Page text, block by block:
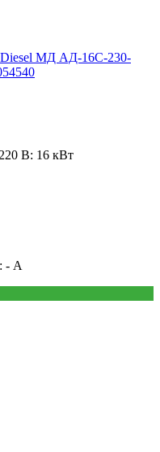
МД АД-16С-230-
В: 16 кВт
- А